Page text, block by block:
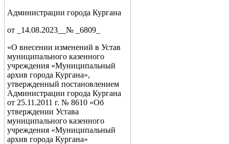
Администрации города Кургана
от _14.08.2023__№ _6809_
«О внесении изменений в Устав
муниципального казенного
учреждения «Муниципальный
архив города Кургана»,
утвержденный постановлением
Администрации города Кургана
от 25.11.2011 г. № 8610 «Об
утверждении Устава
муниципального казенного
учреждения «Муниципальный
архив города Кургана»